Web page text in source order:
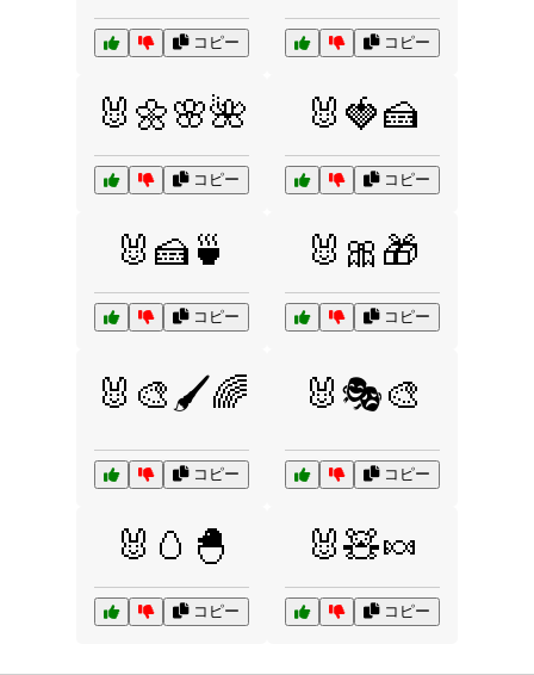
コピー コピー
🐰🌼🌸🌺
コピー
🐰🍓🍰
コピー
🐰🍰🍵
コピー
🐰🎀🎁
コピー
🐰🎨🖌️🌈
コピー
🐰🎭🎨
コピー
🐰🥚🐣
コピー
🐰🧸🍬
コピー